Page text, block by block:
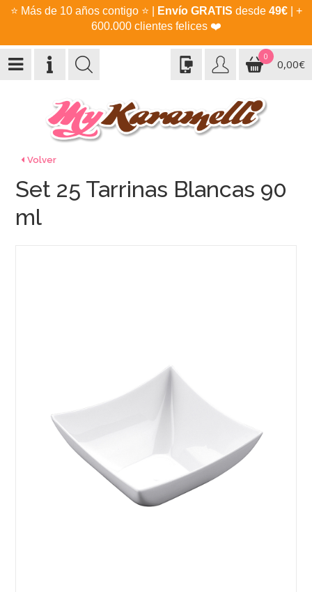
⭐ Más de 10 años contigo ⭐ Envío GRATIS desde 49€| +
600.000 clientes felices ❤️
0
0,00€
Volver
Set 25 Tarrinas Blancas 90
ml